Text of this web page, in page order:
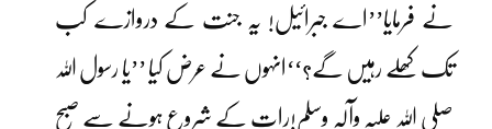
نے فرمایا’’اے جبرائیل! یہ جنت کے دروازے کب
تک کھلے رہیں گے؟‘‘انہوں نے عرض کیا ’’یا رسول اللہ
صلی اللہ علیہ وآلہٖ وسلم!رات کے شروع ہونے سے صبح